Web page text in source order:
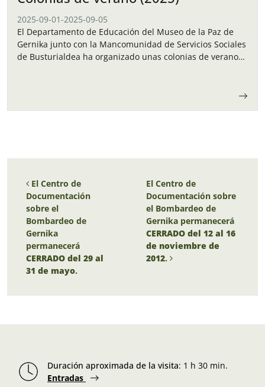
2025-09-01-2025-09-05
El Departamento de Educación del Museo de la Paz de
Gernika junto con la Mancomunidad de Servicios Sociales
de Busturialdea ha organizado unas colonias de verano
Navegación de entradas
El Centro de
Documentación
sobre el
Bombardeo de
Gernika
permanecerá
CERRADO del 29 al
31 de mayo.
El Centro de
Documentación sobre
el Bombardeo de
Gernika permanecerá
CERRADO del 12 al 16
de noviembre de
2012.
Duración aproximada de la visita: 1 h 30 min.
Entradas